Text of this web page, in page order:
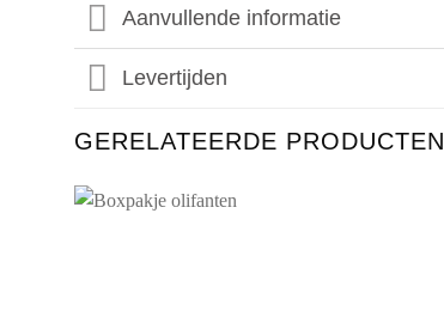
Aanvullende informatie
Levertijden
GERELATEERDE PRODUCTEN